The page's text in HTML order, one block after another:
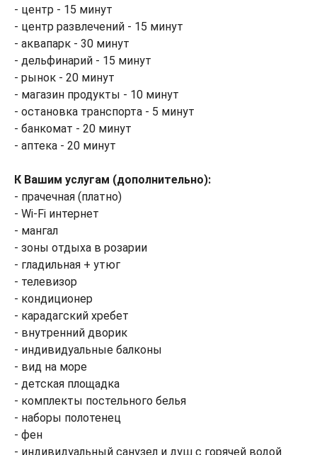
- центр - 15 минут
- центр развлечений - 15 минут
- аквапарк - 30 минут
- дельфинарий - 15 минут
- рынок - 20 минут
- магазин продукты - 10 минут
- остановка транспорта - 5 минут
- банкомат - 20 минут
- аптека - 20 минут
К Вашим услугам (дополнительно):
- прачечная (платно)
- Wi-Fi интернет
- мангал
- зоны отдыха в розарии
- гладильная + утюг
- телевизор
- кондиционер
- карадагский хребет
- внутренний дворик
- индивидуальные балконы
- вид на море
- детская площадка
- комплекты постельного белья
- наборы полотенец
- фен
- индивидуальный санузел и душ с горячей водой